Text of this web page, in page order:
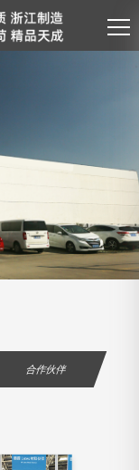
合作伙伴